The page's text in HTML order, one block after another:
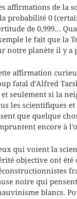
affirmations de la
probabilité 0
de 0,999…
le fait que la
notre planète il y a
affirmation
fatal d’Alfred
seulement si la
les scientifiques
que quelque
encore à
qui voient la
objective ont été
noire qui
blancs.